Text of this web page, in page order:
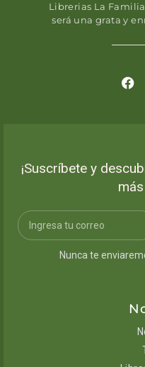
Librerias La
será una grata y
¡Suscríbete y
Nunca te